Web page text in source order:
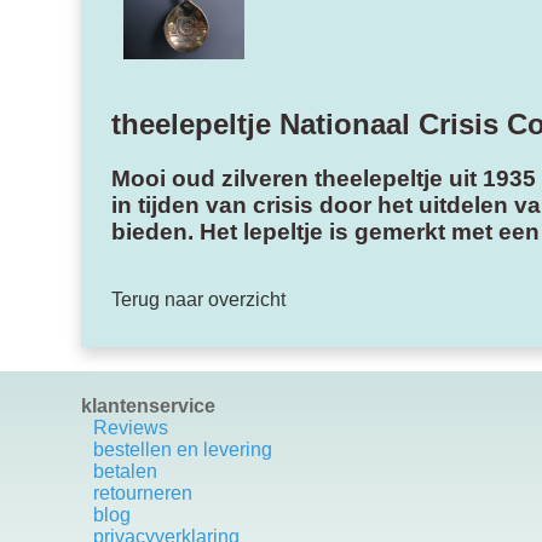
theelepeltje Nationaal Crisis
Mooi oud zilveren theelepeltje uit
in tijden van crisis door het uitdelen
bieden. Het lepeltje is gemerkt met
Terug naar overzicht
klantenservice
Reviews
bestellen en levering
betalen
retourneren
blog
privacyverklaring